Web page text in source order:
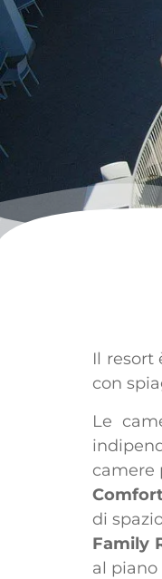
Il resort
con
Le
camere
di
Family
al piano